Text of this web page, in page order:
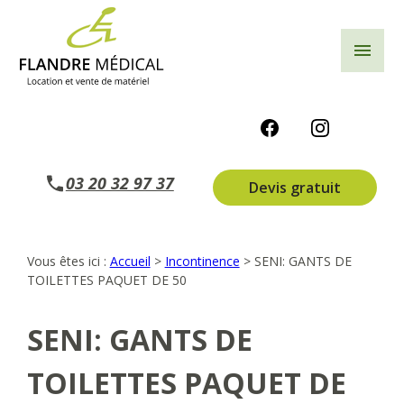
menu
03 20 32 97 37 Devis gratuit
Vous êtes ici : Accueil > Incontinence > SENI: GANTS DE
TOILETTES PAQUET DE 50
SENI: GANTS DE
TOILETTES PAQUET DE
Panneau de gestion des cookies